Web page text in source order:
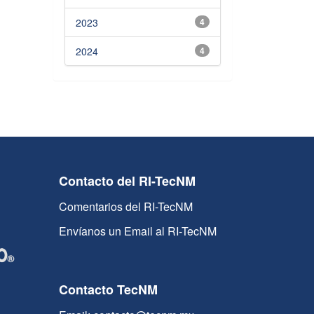
4
2023
4
2024
Contacto del RI-TecNM
Comentarios del RI-TecNM
Envíanos un Email al RI-TecNM
Contacto TecNM